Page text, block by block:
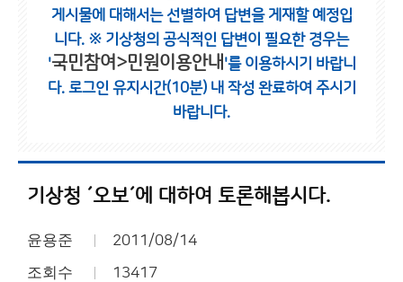
게시물에 대해서는 선별하여 답변을 게재할 예정입
니다. ※ 기상청의 공식적인 답변이 필요한 경우는
'국민참여>민원이용안내 '를 이용하시기 바랍니
다. 로그인 유지시간(10분) 내 작성 완료하여 주시기
바랍니다.
기상청 ´오보´에 대하여 토론해봅시다.
윤용준 2011/08/14
조회수 13417